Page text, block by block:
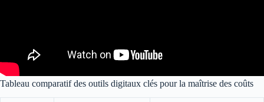
Tableau comparatif des outils digitaux clés pour la maîtrise des coûts